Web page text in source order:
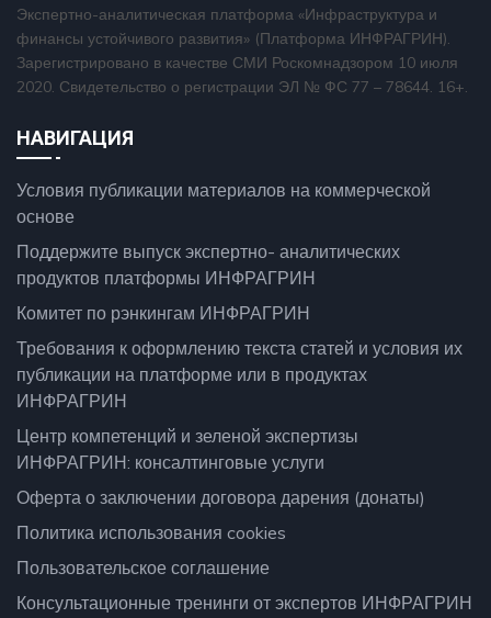
Экспертно-аналитическая платформа «Инфраструктура и
финансы устойчивого развития» (Платформа ИНФРАГРИН).
Зарегистрировано в качестве СМИ Роскомнадзором 10 июля
2020. Свидетельство о регистрации ЭЛ № ФС 77 – 78644. 16+.
НАВИГАЦИЯ
Условия публикации материалов на коммерческой
основе
Поддержите выпуск экспертно- аналитических
продуктов платформы ИНФРАГРИН
Комитет по рэнкингам ИНФРАГРИН
Требования к оформлению текста статей и условия их
публикации на платформе или в продуктах
ИНФРАГРИН
Центр компетенций и зеленой экспертизы
ИНФРАГРИН: консалтинговые услуги
Оферта о заключении договора дарения (донаты)
Политика использования cookies
Пользовательское соглашение
Консультационные тренинги от экспертов ИНФРАГРИН